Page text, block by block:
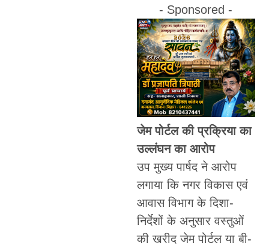
- Sponsored -
जेम पोर्टल की प्रक्रिया का
उल्लंघन का आरोप
उप मुख्य पार्षद ने आरोप
लगाया कि नगर विकास एवं
आवास विभाग के दिशा-
निर्देशों के अनुसार वस्तुओं
की खरीद जेम पोर्टल या बी-